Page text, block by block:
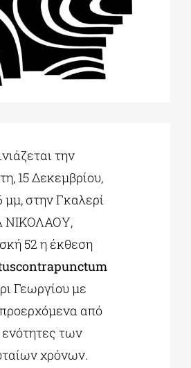
την
15 Δεκεμβρίου,
στην Γκαλερί
ΝΙΚΟΛΑΟΥ,
52 η έκθεση
Γεωργίου με
από
ενότητες των
χρόνων.